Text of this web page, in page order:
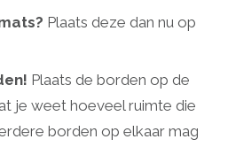
Plaats deze dan nu op
Plaats de borden op de
je weet hoeveel ruimte die
borden op elkaar mag